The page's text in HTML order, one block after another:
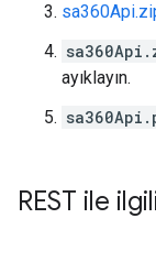
ayıklayın.
REST ile